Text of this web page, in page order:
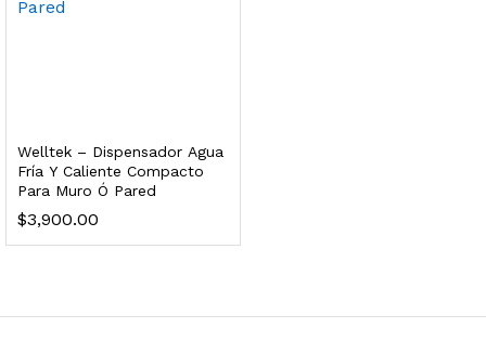
Welltek – Dispensador Agua
Fría Y Caliente Compacto
Para Muro Ó Pared
$3,900.00
al carrito
Esterilizador UV 25 Watts 4 Pines